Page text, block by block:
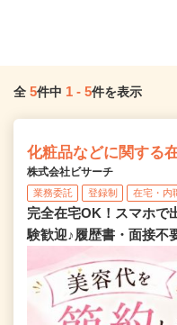
全 5件中 1 - 5件を表示
化粧品などに関する
株式会社ビサーチ
業務委託 登録制 在宅・内
完全在宅OK！スマホで
験歓迎♪履歴書・面接不